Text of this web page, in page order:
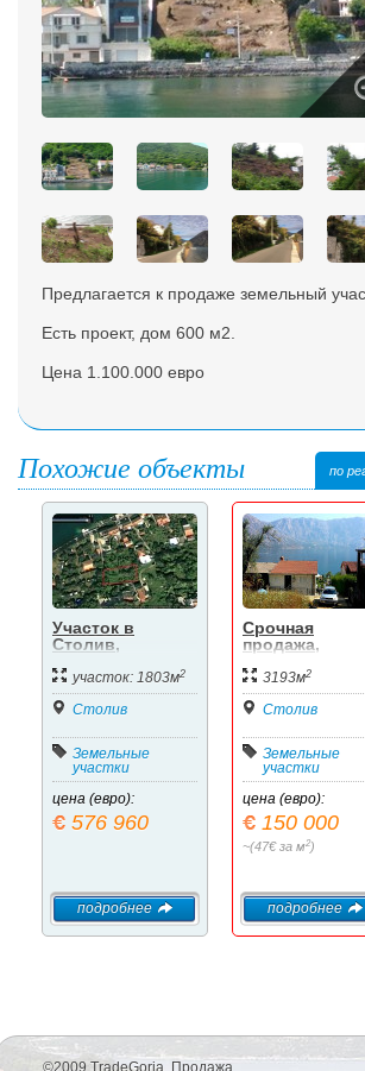
Предлагается к продаже земельный
Есть проект, дом 600 м2.
Цена 1.100.000 евро
Похожие объекты по
Участок в
Столив,
Котор. 1.803 м2
участок: 1803м2
Столив
Земельные
участки
цена (евро):
576 960
подробнее
Срочная
продажа,
участок 3193
кв.м рядом со
Столивом, 150
3193м2
Столив
Земельные
участки
цена (евро):
150 000
~(47€ за м2)
подробнее
©2009 TradeGoria. Продажа